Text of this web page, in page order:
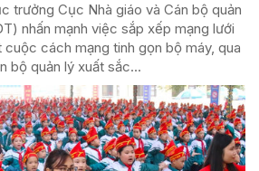
trưởng Cục Nhà giáo và Cán bộ quản
nhấn mạnh việc sắp xếp mạng lưới
cách mạng tinh gọn bộ máy, qua
bộ quản lý xuất sắc...